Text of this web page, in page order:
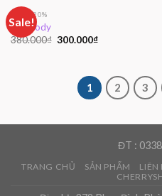
Sale!
GIẢM 20%
Váy Body
380.000₫ 300.000₫
1 2 3
ĐT :
TRANG CHỦ SẢN PHẨM LIÊN